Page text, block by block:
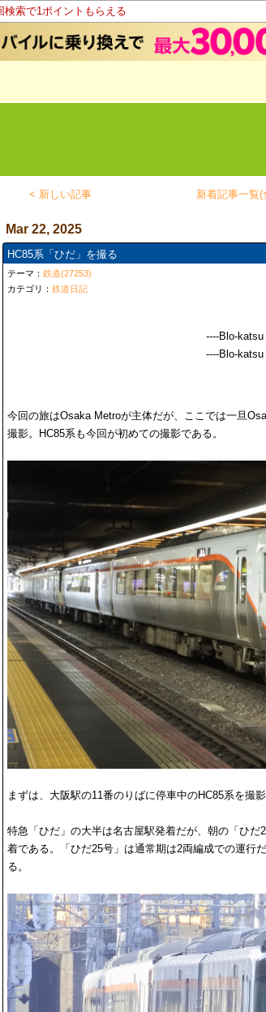
検索で1ポイントもらえる
< 新しい記事 新着記事一覧(
Mar 22, 2025
HC85系「ひだ」を撮る
テーマ：鉄道(27253)
カテゴリ：鉄道日記
----Blo-katsu
----Blo-katsu
今回の旅はOsaka Metroが主体だが、ここでは一旦
撮影。HC85系も今回が初めての撮影である。
まずは、大阪駅の11番のりばに停車中のHC85系を撮影
特急「ひだ」の大半は名古屋駅発着だが、朝の「ひ
着である。「ひだ25号」は通常期は2両編成での運行
る。